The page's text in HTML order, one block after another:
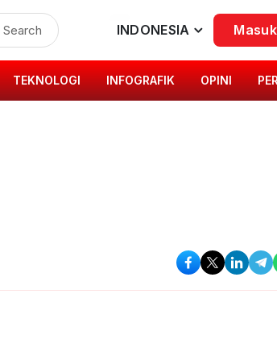
Search INDONESIA Masuk
TEKNOLOGI INFOGRAFIK OPINI